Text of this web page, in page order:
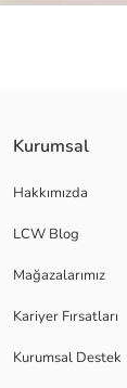
Kurumsal
Hakkımızda
LCW Blog
Mağazalarımız
Kariyer Fırsatları
Kurumsal Destek